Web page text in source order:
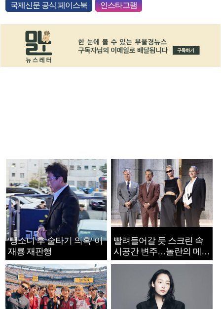
국제신문 공식 페이스북 인스타그램
‘뺑소니 후 술타기 의혹’ 이
재룡 재판행
빨려들어갈 듯 스크린 속
시공간 변주…놀란의 메시
지는 ‘전쟁 속죄’